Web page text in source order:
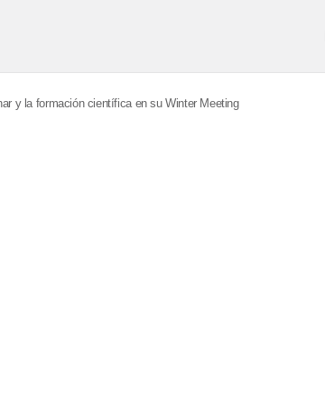
y la formación científica en su Winter Meeting